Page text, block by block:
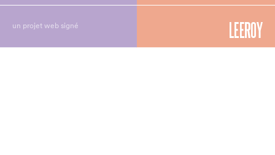
un projet web signé